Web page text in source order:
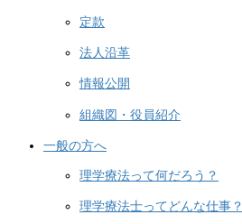
定款
法人沿革
情報公開
組織図・役員紹介
一般の方へ
理学療法って何だろう？
理学療法士ってどんな仕事？